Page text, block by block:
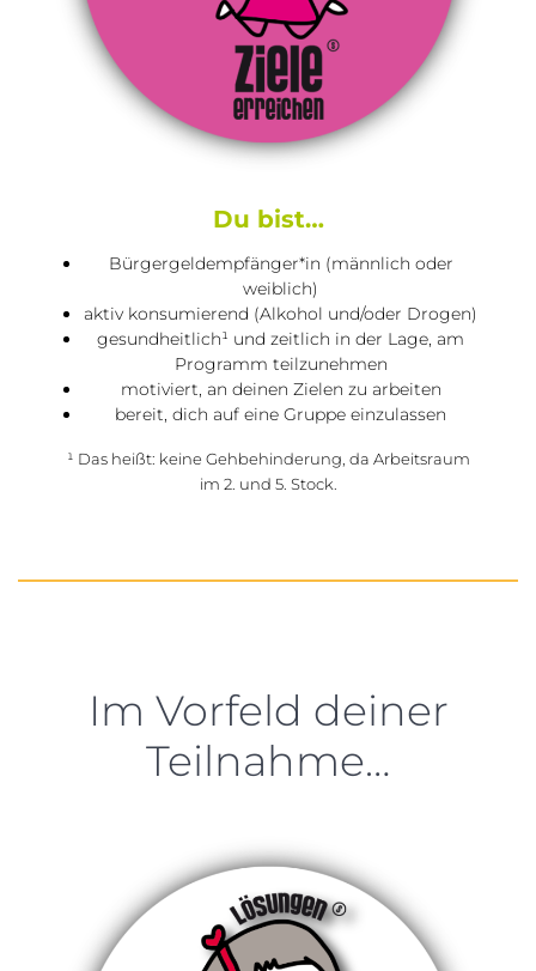
Du bist…
Bürgergeldempfänger*in (männlich oder
weiblich)
aktiv konsumierend (Alkohol und/oder Drogen)
gesundheitlich¹ und zeitlich in der Lage, am
Programm teilzunehmen
motiviert, an deinen Zielen zu arbeiten
bereit, dich auf eine Gruppe einzulassen
¹ Das heißt: keine Gehbehinderung, da Arbeitsraum
im 2. und 5. Stock.
Im Vorfeld deiner
Teilnahme…